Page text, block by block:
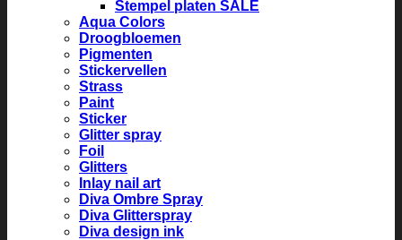
Stempel platen SALE
Aqua Colors
Droogbloemen
Pigmenten
Stickervellen
Strass
Paint
Sticker
Glitter spray
Foil
Glitters
Inlay nail art
Diva Ombre Spray
Diva Glitterspray
Diva design ink